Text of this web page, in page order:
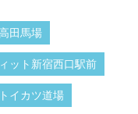
田馬場
ット新宿西口駅前
イカツ道場